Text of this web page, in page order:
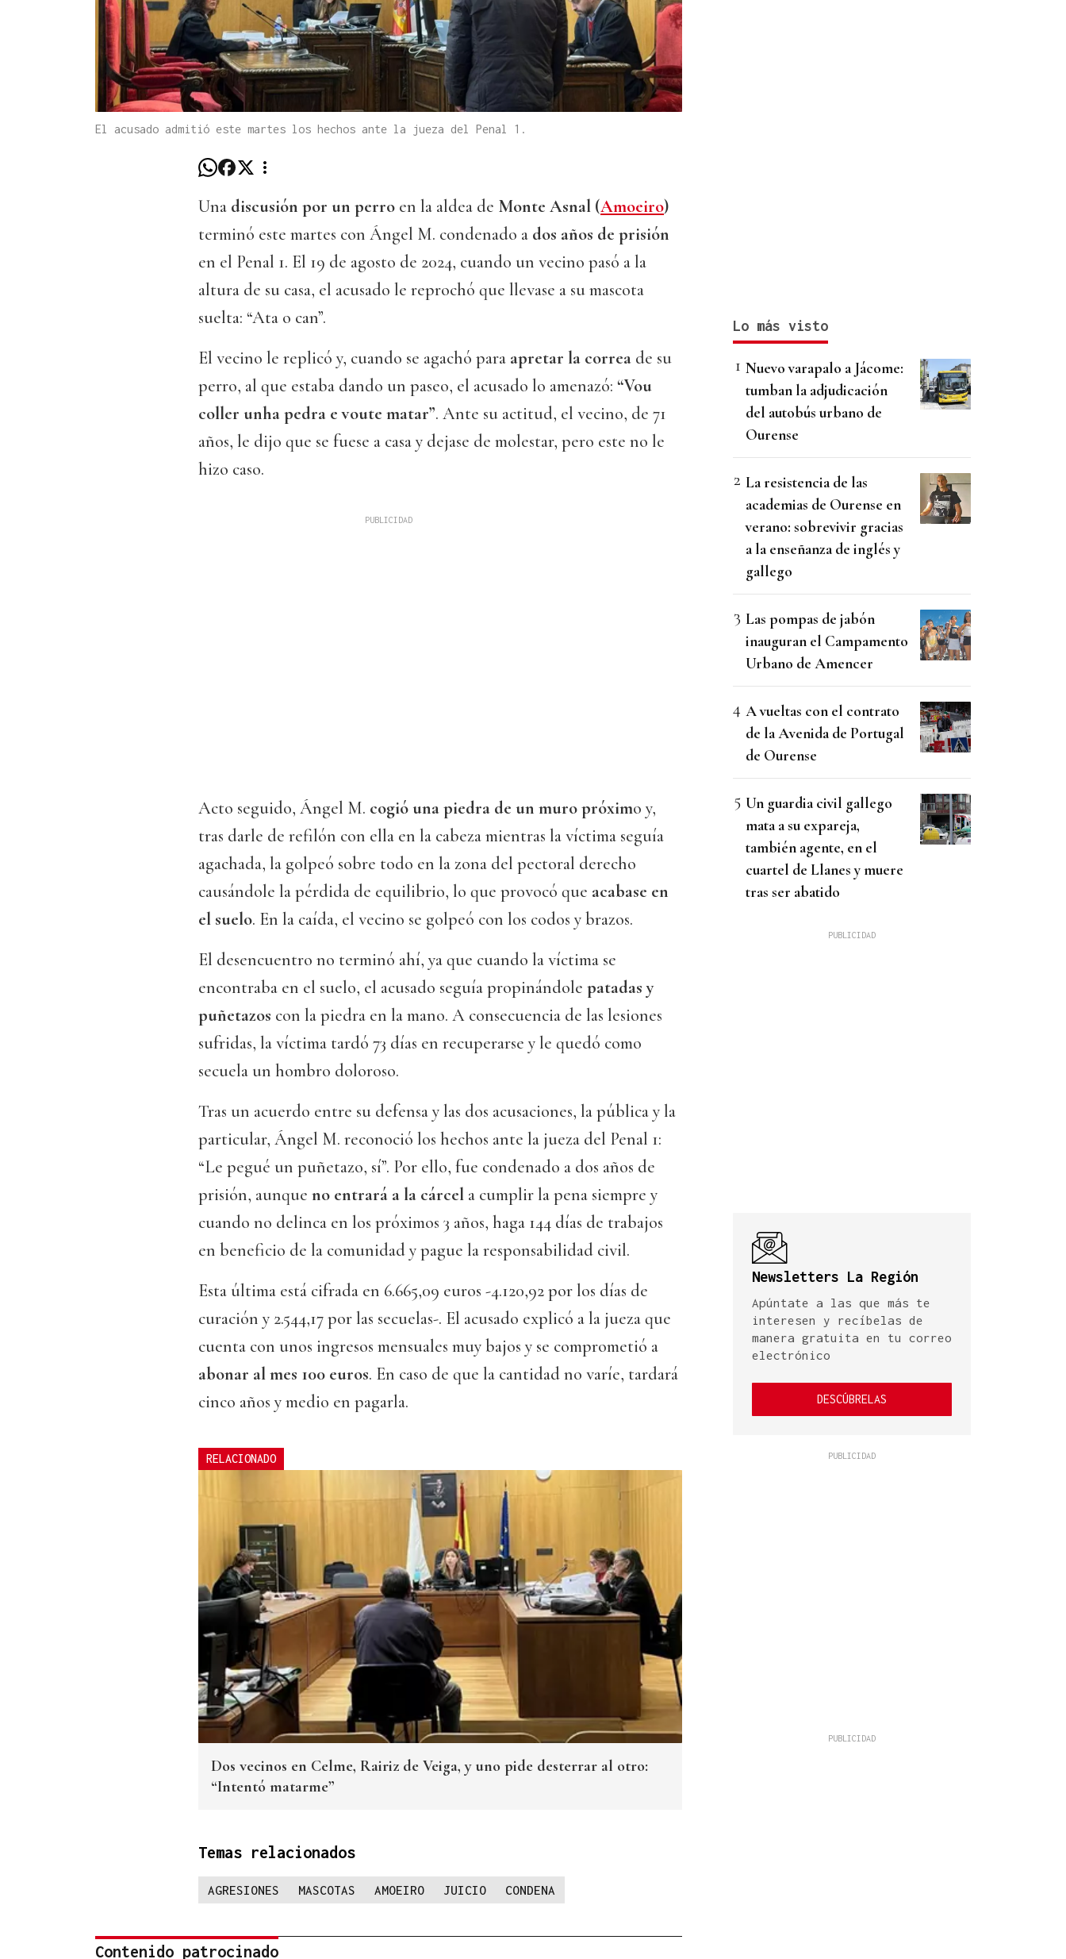
El acusado admitió este martes los hechos ante la jueza del Penal 1.
Una discusión por un perro en la aldea de Monte Asnal (Amoeiro)
terminó este martes con Ángel M. condenado a dos años de prisión
en el Penal 1. El 19 de agosto de 2024, cuando un vecino pasó a la
altura de su casa, el acusado le reprochó que llevase a su mascota
suelta: “Ata o can”.
El vecino le replicó y, cuando se agachó para apretar la correa de su
perro, al que estaba dando un paseo, el acusado lo amenazó: “Vou
coller unha pedra e voute matar”. Ante su actitud, el vecino, de 71
años, le dijo que se fuese a casa y dejase de molestar, pero este no le
hizo caso.
Acto seguido, Ángel M. cogió una piedra de un muro próximo y,
tras darle de refilón con ella en la cabeza mientras la víctima seguía
agachada, la golpeó sobre todo en la zona del pectoral derecho
causándole la pérdida de equilibrio, lo que provocó que acabase en
el suelo. En la caída, el vecino se golpeó con los codos y brazos.
El desencuentro no terminó ahí, ya que cuando la víctima se
encontraba en el suelo, el acusado seguía propinándole patadas y
puñetazos con la piedra en la mano. A consecuencia de las lesiones
sufridas, la víctima tardó 73 días en recuperarse y le quedó como
secuela un hombro doloroso.
Tras un acuerdo entre su defensa y las dos acusaciones, la pública y la
particular, Ángel M. reconoció los hechos ante la jueza del Penal 1:
“Le pegué un puñetazo, sí”. Por ello, fue condenado a dos años de
prisión, aunque no entrará a la cárcel a cumplir la pena siempre y
cuando no delinca en los próximos 3 años, haga 144 días de trabajos
en beneficio de la comunidad y pague la responsabilidad civil.
Esta última está cifrada en 6.665,09 euros -4.120,92 por los días de
curación y 2.544,17 por las secuelas-. El acusado explicó a la jueza que
cuenta con unos ingresos mensuales muy bajos y se comprometió a
abonar al mes 100 euros. En caso de que la cantidad no varíe, tardará
cinco años y medio en pagarla.
RELACIONADO
Dos vecinos en Celme, Rairiz de Veiga, y uno pide desterrar al otro:
“Intentó matarme”
Temas relacionados
AGRESIONES MASCOTAS AMOEIRO JUICIO CONDENA
Contenido patrocinado
Lo más visto
Nuevo varapalo a Jácome:
tumban la adjudicación
del autobús urbano de
Ourense
La resistencia de las
academias de Ourense en
verano: sobrevivir gracias
a la enseñanza de inglés y
gallego
Las pompas de jabón
inauguran el Campamento
Urbano de Amencer
A vueltas con el contrato
de la Avenida de Portugal
de Ourense
Un guardia civil gallego
mata a su expareja,
también agente, en el
cuartel de Llanes y muere
tras ser abatido
Newsletters La Región
Apúntate a las que más te
interesen y recíbelas de
manera gratuita en tu correo
electrónico
DESCÚBRELAS